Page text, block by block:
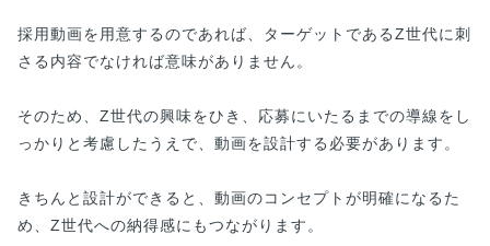
採用動画を用意するのであれば、ターゲットであるZ世代に刺
さる内容でなければ意味がありません。
そのため、Z世代の興味をひき、応募にいたるまでの導線をし
っかりと考慮したうえで、動画を設計する必要があります。
きちんと設計ができると、動画のコンセプトが明確になるた
め、Z世代への納得感にもつながります。